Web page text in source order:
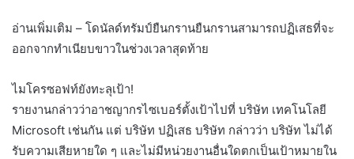
อ่านเพิ่มเติม – โดนัลด์ทรัมป์ยืนกรานยืนกรานสามารถปฏิเสธที่จะ
ออกจากทำเนียบขาวในช่วงเวลาสุดท้าย
ไมโครซอฟท์ยังทะลุเป้า!
รายงานกล่าวว่าอาชญากรไซเบอร์ตั้งเป้าไปที่ บริษัท เทคโนโลยี
Microsoft เช่นกัน แต่ บริษัท ปฏิเสธ บริษัท กล่าวว่า บริษัท ไม่ได้
รับความเสียหายใด ๆ และไม่มีหน่วยงานอื่นใดตกเป็นเป้าหมายใน